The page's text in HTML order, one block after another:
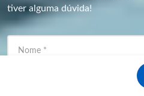
tiver alguma dúvida!
Nome *